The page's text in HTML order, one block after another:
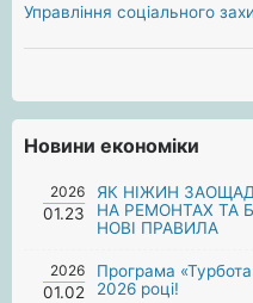
Управління соціального
Новини економіки
2026
01.23
ЯК НІЖИН
НА РЕМОНТАХ ТА
НОВІ ПРАВИЛА
2026
01.02
Програма
2026 році!